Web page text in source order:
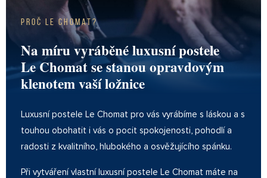
Proč Le Chomat?
Na míru vyráběné luxusní postele
Le Chomat se stanou opravdovým
klenotem vaší ložnice
Luxusní postele Le Chomat pro vás vyrábíme s láskou a s
touhou obohatit i vás o pocit spokojenosti, pohodlí a
radosti z kvalitního, hlubokého a osvěžujícího spánku.
Při vytváření vlastní luxusní postele Le Chomat máte na